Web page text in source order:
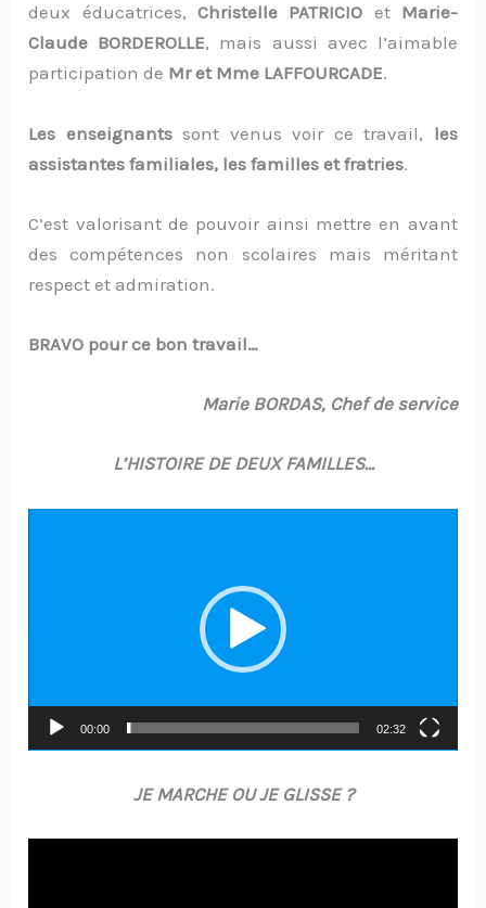
deux éducatrices, Christelle PATRICIO et Marie-
Claude BORDEROLLE, mais aussi avec l’aimable
participation de Mr et Mme LAFFOURCADE.
Les enseignantssont venus voir ce travail, les
assistantes familiales, les familles et fratries.
C’est valorisant de pouvoir ainsi mettre en avant
des compétences non scolaires mais méritant
respect et admiration.
BRAVO pour ce bon travail…
Marie BORDAS, Chef de service
L’HISTOIRE DE DEUX FAMILLES…
00:00 02:32
JE MARCHE OU JE GLISSE ?